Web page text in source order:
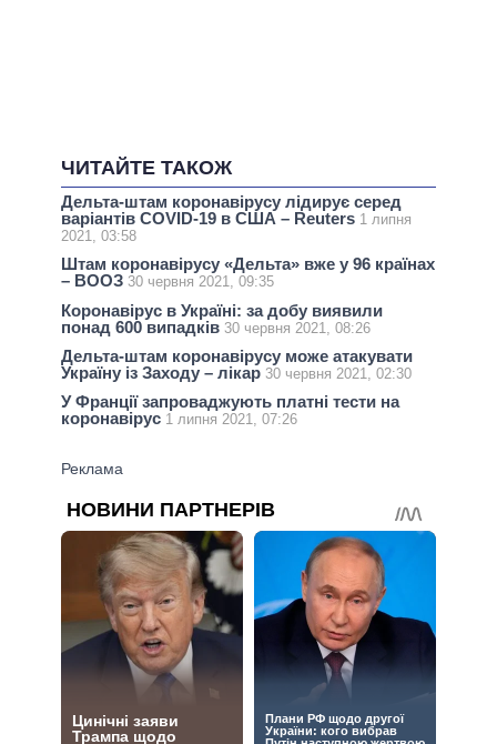
ЧИТАЙТЕ ТАКОЖ
Дельта-штам коронавірусу лідирує серед
варіантів COVID-19 в США – Reuters 1 липня
2021, 03:58
Штам коронавірусу «Дельта» вже у 96 країнах
– ВООЗ 30 червня 2021, 09:35
Коронавірус в Україні: за добу виявили
понад 600 випадків 30 червня 2021, 08:26
Дельта-штам коронавірусу може атакувати
Україну із Заходу – лікар 30 червня 2021, 02:30
У Франції запроваджують платні тести на
коронавірус 1 липня 2021, 07:26